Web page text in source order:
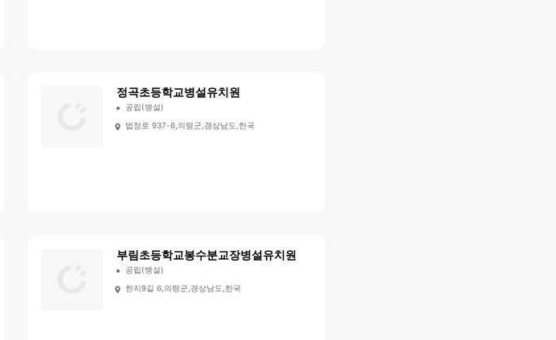
정곡초등학교병설유치원
공립(병설)
법정로 937-6,의령군,경상남도,한국
부림초등학교봉수분교장병설유치원
공립(병설)
한지9길 6,의령군,경상남도,한국